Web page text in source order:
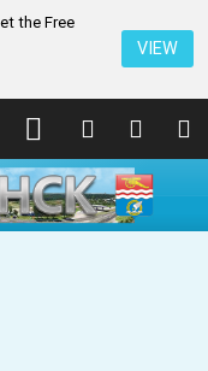
the Free
VIEW